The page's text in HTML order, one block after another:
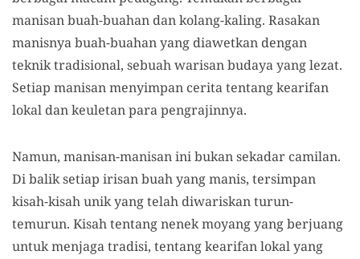
manisan buah-buahan dan kolang-kaling. Rasakan
manisnya buah-buahan yang diawetkan dengan
teknik tradisional, sebuah warisan budaya yang lezat.
Setiap manisan menyimpan cerita tentang kearifan
lokal dan keuletan para pengrajinnya.
Namun, manisan-manisan ini bukan sekadar camilan.
Di balik setiap irisan buah yang manis, tersimpan
kisah-kisah unik yang telah diwariskan turun-
temurun. Kisah tentang nenek moyang yang berjuang
untuk menjaga tradisi, tentang kearifan lokal yang